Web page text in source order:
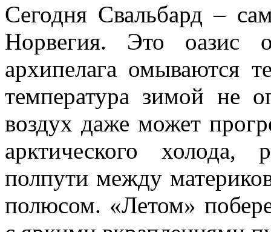
Сегодня Свальбард –
Норвегия. Это оазис
архипелага омываются
температура зимой не
воздух даже может
арктического холода,
полпути между
полюсом. «Летом»